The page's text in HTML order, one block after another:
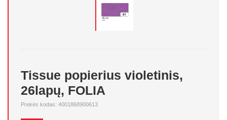
Tissue popierius violetinis,
26lapų, FOLIA
Prekės kodas: 4001868900613